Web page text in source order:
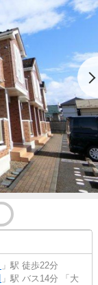
」駅 徒歩22分
」駅 バス14分 「大